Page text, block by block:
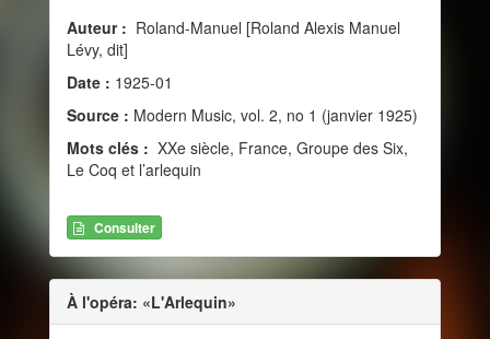
Auteur : Roland-Manuel [Roland Alexis Manuel
Lévy, dit]
Date : 1925-01
Source : Modern Music, vol. 2, no 1 (janvier 1925)
Mots clés : XXe siècle, France, Groupe des Six,
Le Coq et l’arlequin
Consulter
À l'opéra: «L'Arlequin»